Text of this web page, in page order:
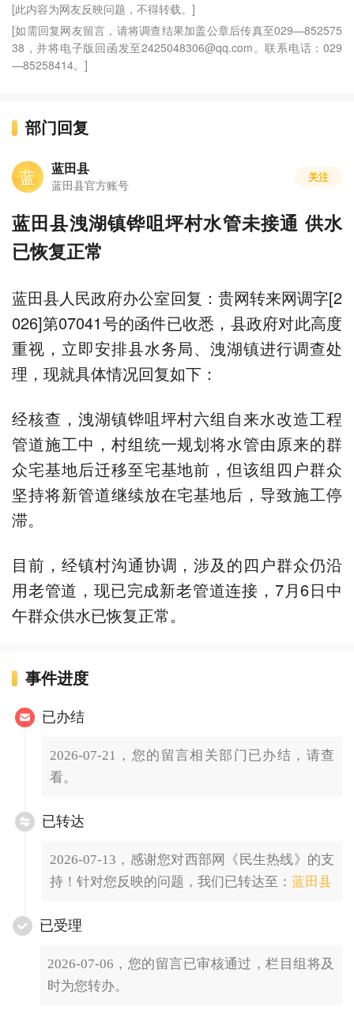
[此内容为网友反映问题，不得转载。]
[如需回复网友留言，请将调查结果加盖公章后传真至029—852575
38，并将电子版回函发至2425048306@qq.com。联系电话：029
—85258414。]
部门回复
蓝 蓝田县
蓝田县官方账号
关注
蓝田县洩湖镇铧咀坪村水管未接通 供水
已恢复正常
蓝田县人民政府办公室回复：贵网转来网调字[2
026]第07041号的函件已收悉，县政府对此高度
重视，立即安排县水务局、洩湖镇进行调查处
理，现就具体情况回复如下：
经核查，洩湖镇铧咀坪村六组自来水改造工程
管道施工中，村组统一规划将水管由原来的群
众宅基地后迁移至宅基地前，但该组四户群众
坚持将新管道继续放在宅基地后，导致施工停
滞。
目前，经镇村沟通协调，涉及的四户群众仍沿
用老管道，现已完成新老管道连接，7月6日中
午群众供水已恢复正常。
事件进度
已办结
2026-07-21，您的留言相关部门已办结，请查
看。
已转达
2026-07-13，感谢您对西部网《民生热线》的支
持！针对您反映的问题，我们已转达至： 蓝田县
已受理
2026-07-06，您的留言已审核通过，栏目组将及
时为您转办。